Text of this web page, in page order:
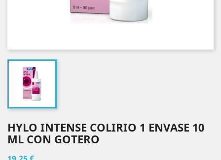
HYLO INTENSE COLIRIO 1 ENVASE 10
ML CON GOTERO